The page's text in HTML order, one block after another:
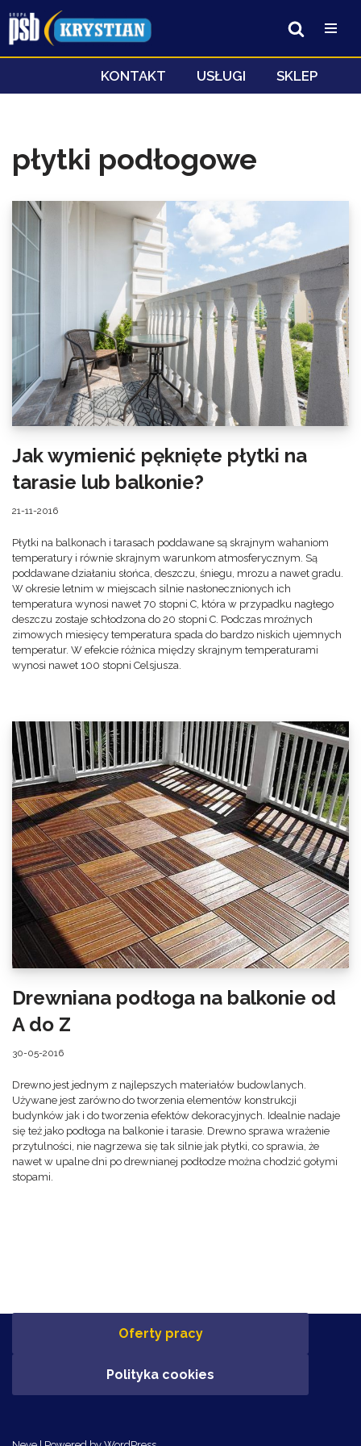
Przejdź
do
KONTAKT USŁUGI SKLEP
płytki podłogowe
Jak wymienić pęknięte płytki na
tarasie lub balkonie?
21-11-2016
Płytki na balkonach i tarasach poddawane są skrajnym wahaniom
temperatury i równie skrajnym warunkom atmosferycznym. Są
poddawane działaniu słońca, deszczu, śniegu, mrozu a nawet gradu.
W okresie letnim w miejscach silnie nasłonecznionych ich
temperatura wynosi nawet 70 stopni C, która w przypadku nagłego
deszczu zostaje schłodzona do 20 stopni C. Podczas mroźnych
zimowych miesięcy temperatura spada do bardzo niskich ujemnych
temperatur. W efekcie różnica między skrajnym temperaturami
wynosi nawet 100 stopni Celsjusza.
Drewniana podłoga na balkonie od
A do Z
30-05-2016
Drewno jest jednym z najlepszych materiałów budowlanych.
Używane jest zarówno do tworzenia elementów konstrukcji
budynków jak i do tworzenia efektów dekoracyjnych. Idealnie nadaje
się też jako podłoga na balkonie i tarasie. Drewno sprawa wrażenie
przytulności, nie nagrzewa się tak silnie jak płytki, co sprawia, że
nawet w upalne dni po drewnianej podłodze można chodzić gołymi
stopami.
Oferty pracy
Polityka cookies